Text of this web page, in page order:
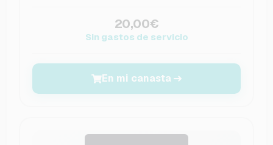
20,00€
Sin gastos de servicio
En mi canasta